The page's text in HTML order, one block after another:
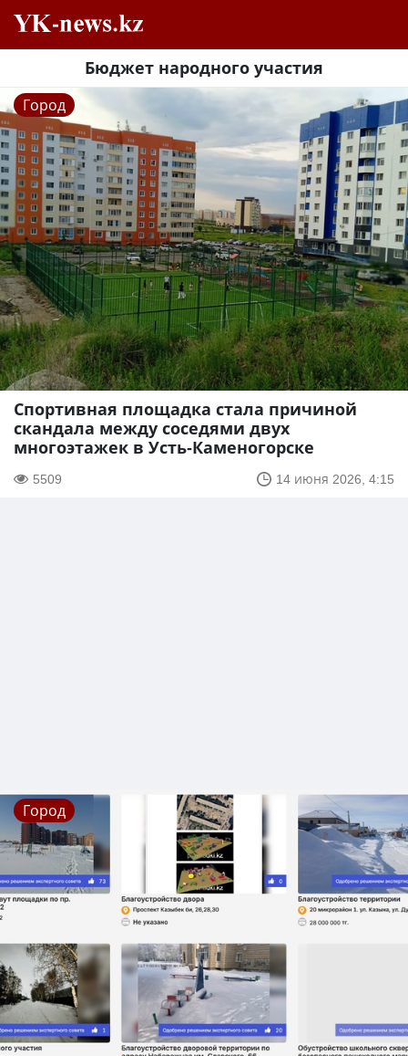
Бюджет народного участия
Город
Спортивная площадка стала причиной
скандала между соседями двух
многоэтажек в Усть-Каменогорске
5509 14 июня 2026, 4:15
Город